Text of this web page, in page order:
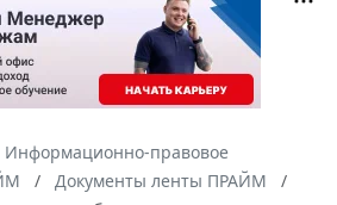
Информационно-правовое
Документы ленты ПРАЙМ